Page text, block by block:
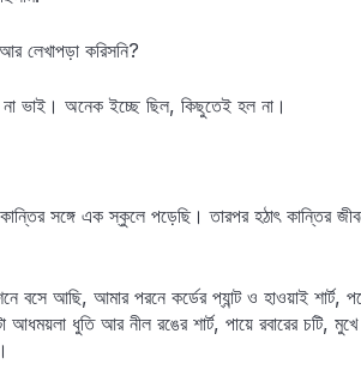
লেখাপড়া করিসনি?
ভাই। অনেক ইচ্ছে ছিল, কিছুতেই হল না।
সঙ্গে এক স্কুলে পড়েছি। তারপর হঠাৎ কান্তির
আছি, আমার পরনে কর্ডের প্যান্ট ও হাওয়াই শার্ট,
ধুতি আর নীল রঙের শার্ট, পায়ে রবারের চটি,